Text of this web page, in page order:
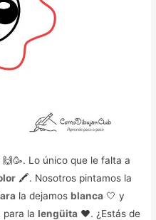
🙌🥳️. Lo único que le falta a
🖍️. Nosotros pintamos la
la dejamos blanca 🤍 y
para lalengüita ❤️️. ¿Estás de